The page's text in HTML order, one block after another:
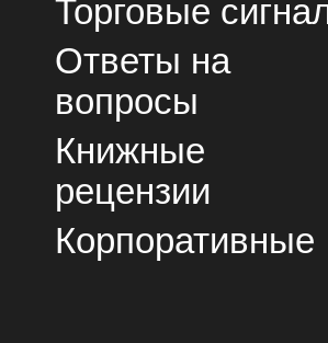
Торговые
Ответы на
вопросы
Книжные
рецензии
Корпоративные